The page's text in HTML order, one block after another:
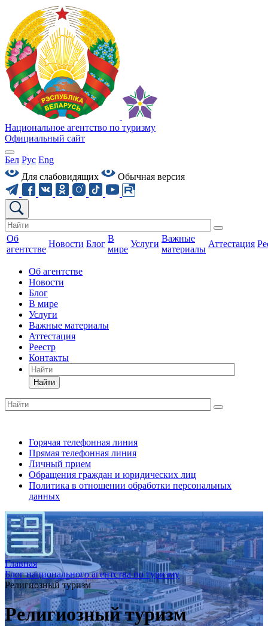
Национальное агентство по туризму
Официальный сайт
Бел Рус Eng
Для слабовидящих
Обычная версия
Об
агентстве
Новости Блог
В
мире
Услуги
Важные
материалы
Аттестация
Об агентстве
Новости
Блог
В мире
Услуги
Важные материалы
Аттестация
Реестр
Контакты
Найти
Горячая телефонная линия
Прямая телефонная линия
Личный прием
Обращения граждан и юридических лиц
Политика в отношении обработки персональных
данных
Главная
Блог национального агентства по туризму
Религиозный туризм
Религиозный туризм